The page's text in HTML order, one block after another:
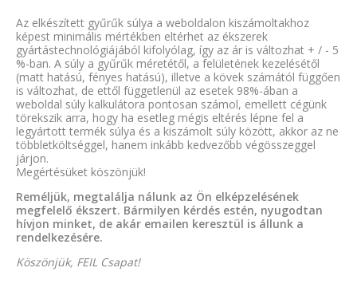
Az elkészített gyűrűk súlya a weboldalon kiszámoltakhoz
képest minimális mértékben eltérhet az ékszerek
gyártástechnológiájából kifolyólag, így az ár is változhat + / - 5
%-ban. A súly a gyűrűk méretétől, a felületének kezelésétől
(matt hatású, fényes hatású), illetve a kövek számától függően
is változhat, de ettől függetlenül az esetek 98%-ában a
weboldal súly kalkulátora pontosan számol, emellett cégünk
törekszik arra, hogy ha esetleg mégis eltérés lépne fel a
legyártott termék súlya és a kiszámolt súly között, akkor az ne
többletköltséggel, hanem inkább kedvezőbb végösszeggel
járjon.
Megértésüket köszönjük!
Reméljük, megtalálja nálunk az Ön elképzelésének
megfelelő ékszert. Bármilyen kérdés estén, nyugodtan
hívjon minket, de akár emailen keresztül is állunk a
rendelkezésére.
Köszönjük, FEIL Csapat!